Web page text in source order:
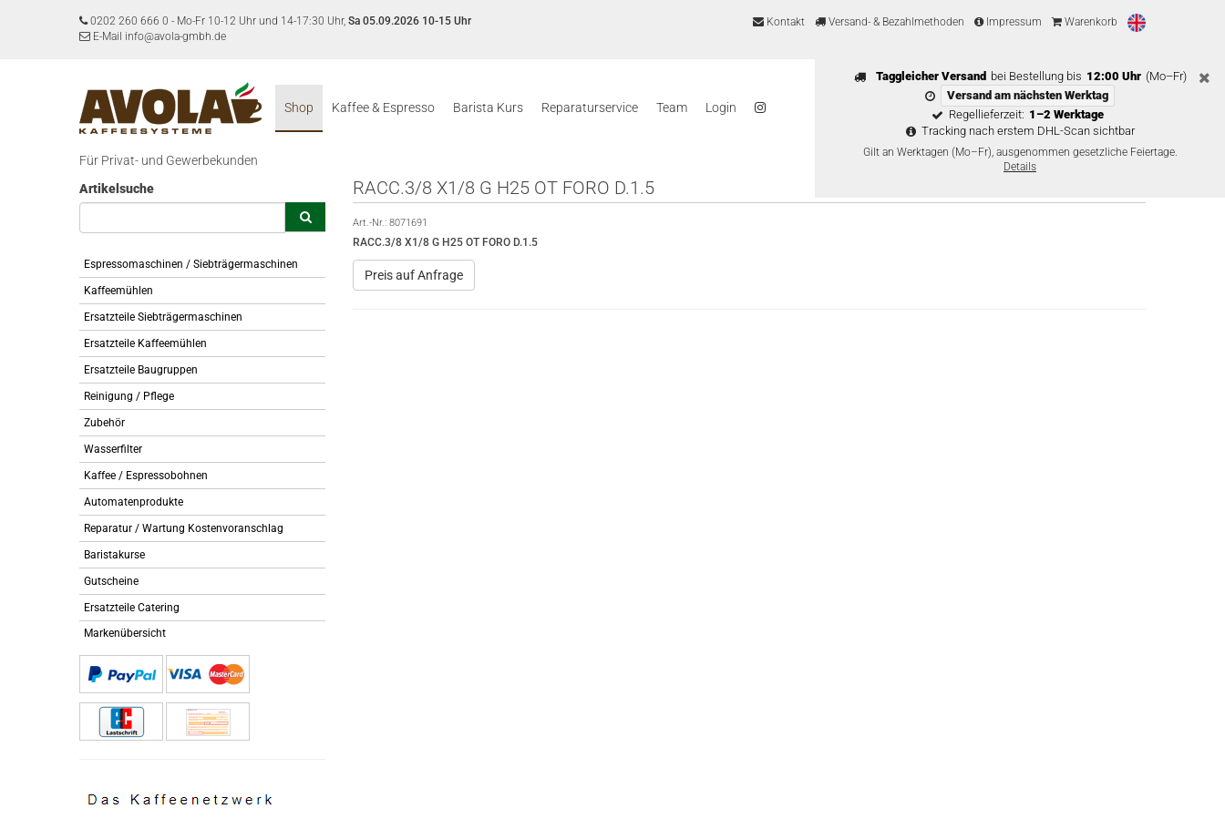
0202 260 666 0 - Mo-Fr 10-12 Uhr und 14-17:30 Uhr, Sa 05.09.2026 10-15 Uhr
E-Mail info@avola-gmbh.de
Kontakt Versand- & Bezahlmethoden Impressum Warenkorb
Taggleicher Versand bei Bestellung bis 12:00 Uhr (Mo–Fr)
Versand am nächsten Werktag
Regellieferzeit: 1–2 Werktage
Tracking nach erstem DHL-Scan sichtbar
Gilt an Werktagen (Mo–Fr), ausgenommen gesetzliche Feiertage.
Details
Shop Kaffee & Espresso Barista Kurs Reparaturservice Team Login
Für Privat- und Gewerbekunden
Artikelsuche
Espressomaschinen / Siebträgermaschinen
Kaffeemühlen
Ersatzteile Siebträgermaschinen
Ersatzteile Kaffeemühlen
Ersatzteile Baugruppen
Reinigung / Pflege
Zubehör
Wasserfilter
Kaffee / Espressobohnen
Automatenprodukte
Reparatur / Wartung Kostenvoranschlag
Baristakurse
Gutscheine
Ersatzteile Catering
Markenübersicht
RACC.3/8 X1/8 G H25 OT FORO D.1.5
Art.-Nr.: 8071691
RACC.3/8 X1/8 G H25 OT FORO D.1.5
Preis auf Anfrage